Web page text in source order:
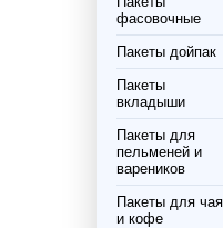
фасовочные
Пакеты дойпак
Пакеты
вкладыши
Пакеты для
пельменей и
вареников
Пакеты для чая
и кофе